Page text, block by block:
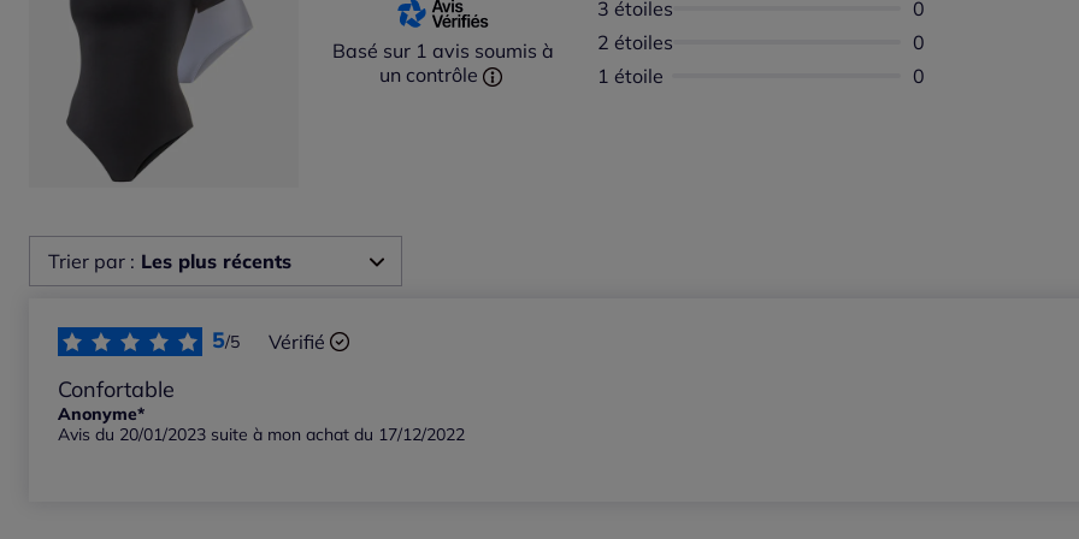
Basé sur 1 avis soumis à
un contrôle
3 étoiles
Aucun avis
0
2 étoiles
Aucun avis
0
1 étoile
Aucun avis
0
Trier par : Les plus récents
Les plus anciens
5/5 Vérifié
Confortable
Anonyme*
Avis du 20/01/2023 suite à mon achat du 17/12/2022